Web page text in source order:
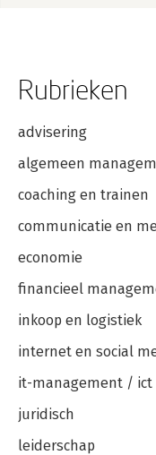
Rubrieken
advisering
algemeen
coaching en trainen
communicatie en
economie
financieel
inkoop en logistiek
internet en social
it-management / ict
juridisch
leiderschap